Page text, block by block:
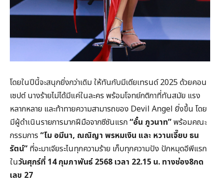
โดยในปีนี้จะสนุกยิ่งกว่าเดิม ให้ทันกับมีเดียเทรนด์ 2025 ด้วยคอน
เซปต์ นางร้ายไม่ได้มีแค่ในละคร พร้อมโจทย์กติกาที่ทันสมัย แรง
หลากหลาย และท้าทายความสามารถของ Devil Angel ยิ่งขึ้น โดย
มีผู้ดำเนินรายการมากฝีมือจากซีซันแรก“อั๋น ภูวนาท”พร้อมคณะ
กรรมการ “โม อมีนา, ณณิญา พรหมเงิน และ หวานเจี๊ยบ ธน
รัตน์” ที่จะมาเจียระไนทุกความร้าย เก็บทุกความปัง ปักหมุดอีพีแรก
ในวันศุกร์ที่ 14 กุมภาพันธ์ 2568 เวลา 22.15 น. ทางช่อง8กด
เลข 27